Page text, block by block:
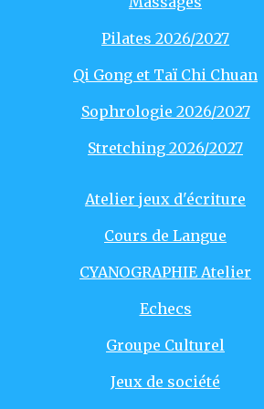
Pilates 2026/2027
Qi Gong et Taï Chi Chuan
Sophrologie 2026/2027
Stretching 2026/2027
Atelier jeux d'écriture
Cours de Langue
CYANOGRAPHIE Atelier
Echecs
Groupe Culturel
Jeux de société